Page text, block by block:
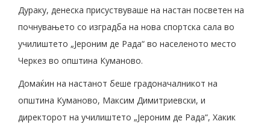
Дураку, денеска присуствуваше на настан посветен на
почнувањето со изградба на нова спортска сала во
училиштето „Јероним де Рада“ во населеното место
Черкез во општина Куманово.
Домаќин на настанот беше градоначалникот на
општина Куманово, Максим Димитриевски, и
директорот на училиштето „Јероним де Рада“, Хакик